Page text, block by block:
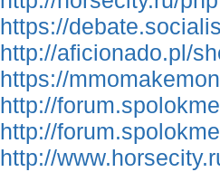
https://
http://aficionado.pl/
https://
http://
http://
http://